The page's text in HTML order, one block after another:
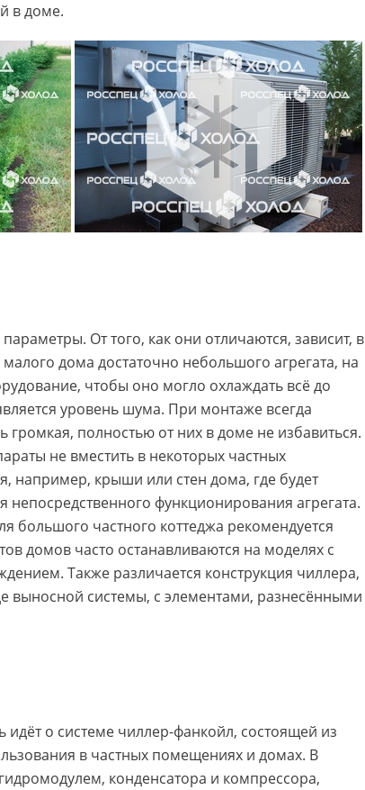
в доме.
От того, как они отличаются, зависит, в
дома достаточно небольшого агрегата, на
чтобы оно могло охлаждать всё до
уровень шума. При монтаже всегда
полностью от них в доме не избавиться.
не вместить в некоторых частных
например, крыши или стен дома, где будет
функционирования агрегата.
большого частного коттеджа рекомендуется
домов часто останавливаются на моделях с
Также различается конструкция чиллера,
выносной системы, с элементами, разнесёнными
о системе чиллер-фанкойл, состоящей из
в частных помещениях и домах. В
конденсатора и компрессора,